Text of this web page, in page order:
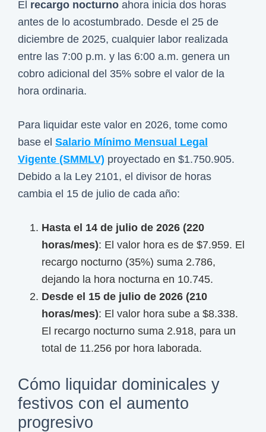
El recargo nocturno ahora inicia dos horas
antes de lo acostumbrado. Desde el 25 de
diciembre de 2025, cualquier labor realizada
entre las 7:00 p.m. y las 6:00 a.m. genera un
cobro adicional del 35% sobre el valor de la
hora ordinaria.
Para liquidar este valor en 2026, tome como
base el Salario Mínimo Mensual Legal
Vigente (SMMLV) proyectado en $1.750.905.
Debido a la Ley 2101, el divisor de horas
cambia el 15 de julio de cada año:
Hasta el 14 de julio de 2026 (220
horas/mes): El valor hora es de $7.959. El
recargo nocturno (35%) suma 2.786,
dejando la hora nocturna en 10.745.
Desde el 15 de julio de 2026 (210
horas/mes): El valor hora sube a $8.338.
El recargo nocturno suma 2.918, para un
total de 11.256 por hora laborada.
Cómo liquidar dominicales y
festivos con el aumento
progresivo